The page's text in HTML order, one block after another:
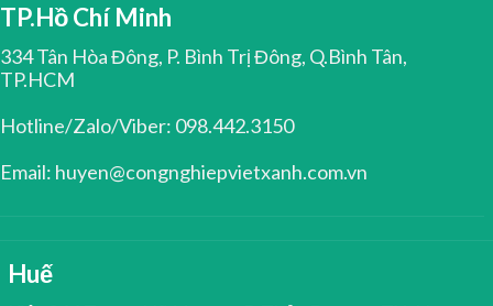
TP.Hồ Chí Minh
334 Tân Hòa Đông, P. Bình Trị Đông, Q.Bình Tân,
TP.HCM
Hotline/Zalo/Viber: 098.442.3150
Email: huyen@congnghiepvietxanh.com.vn
Huế